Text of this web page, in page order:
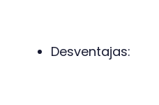
Desventajas: